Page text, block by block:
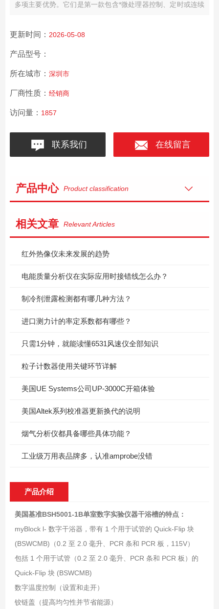
多项主要优势。它们是第一款包含*微处理器控制、定时或连续
控制和监测。
更新时间： 2026-05-08
产品型号：
所在城市： 深圳市
厂商性质： 经销商
访问量： 1857
联系我们 在线留言
产品中心 Product classification
相关文章 Relevant Articles
红外热像仪未来发展的趋势
电能质量分析仪在实际应用时接错线怎么办？
制冷剂泄露检测都有哪几种方法？
进口测力计的率定系数都有哪些？
只需1分钟，就能读懂6531风速仪全部知识
粒子计数器使用关键环节详解
美国UE Systems公司UP-3000C开箱体验
美国Altek系列校准器更新换代的说明
烟气分析仪都具备哪些具体功能？
工业级万用表品牌多，认准amprobe没错
产品介绍
美国基准BSH5001-1B单室数字实验仪器干浴槽的特点：
myBlock l- 数字干浴器，带有 1 个用于试管的 Quick-Flip 块
(BSWCMB)（0.2 至 2.0 毫升、PCR 条和 PCR 板，115V）
包括 1 个用于试管（0.2 至 2.0 毫升、PCR 条和 PCR 板）的
Quick-Flip 块 (BSWCMB)
数字温度控制（设置和走开）
铰链盖（提高均匀性并节省能源）